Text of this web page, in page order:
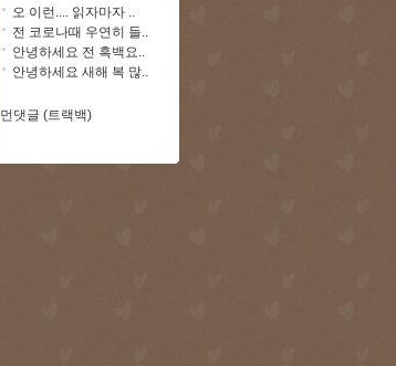
오 이런.... 읽자마자 ..
전 코로나때 우연히 들..
안녕하세요 전 흑백요..
안녕하세요 새해 복 많..
먼댓글 (트랙백)